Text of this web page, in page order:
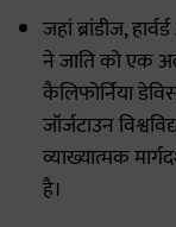
जहां ब्रांडीज,
ने जाति को एक
कैलिफोर्निया
जॉर्जटाउन
व्याख्यात्मक
है।